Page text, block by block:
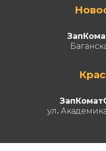
ул.